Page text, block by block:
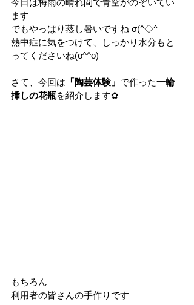
今日は梅雨の晴れ間で青空がのぞいてい
ます
でもやっぱり蒸し暑いですね σ(^◇^
熱中症に気をつけて、しっかり水分もと
ってくださいね(o^^o)
さて、今回は 「陶芸体験」 で作った一輪
挿しの花瓶を紹介します✿
もちろん
利用者の皆さんの手作りです